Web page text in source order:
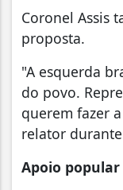
Coronel Assis
proposta.
"A esquerda
do povo.
querem fazer
relator durante
Apoio popular